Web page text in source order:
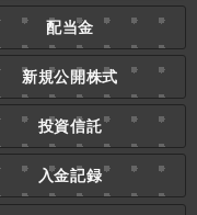
配当金
新規公開株式
投資信託
入金記録